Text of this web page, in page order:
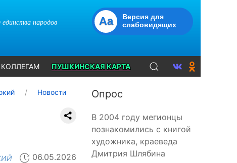
единства народов
Aa
Версия для
слабовидящих
КОЛЛЕГАМ ПУШКИНСКАЯ КАРТА
Новости
06.05.2026
Опрос
В 2004 году мегионцы
познакомились с книгой
художника, краеведа
Дмитрия Шлябина